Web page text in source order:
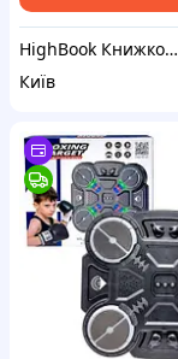
HighBook Книжкова крамниця
Київ